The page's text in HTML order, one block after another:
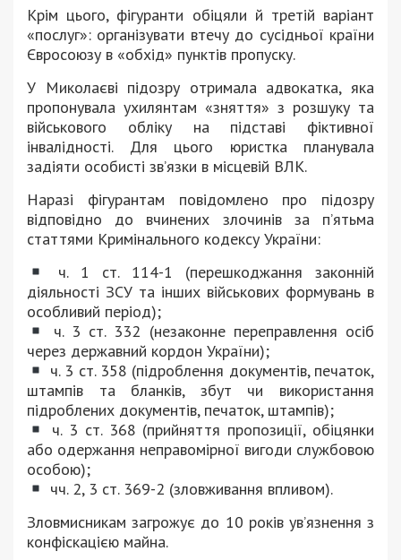
Крім цього, фігуранти обіцяли й третій варіант
«послуг»: організувати втечу до сусідньої країни
Євросоюзу в «обхід» пунктів пропуску.
У Миколаєві підозру отримала адвокатка, яка
пропонувала ухилянтам «зняття» з розшуку та
військового обліку на підставі фіктивної
інвалідності. Для цього юристка планувала
задіяти особисті зв’язки в місцевій ВЛК.
Наразі фігурантам повідомлено про підозру
відповідно до вчинених злочинів за п’ятьма
статтями Кримінального кодексу України:
ч. 1 ст. 114-1 (перешкоджання законній
діяльності ЗСУ та інших військових формувань в
особливий період);
ч. 3 ст. 332 (незаконне переправлення осіб
через державний кордон України);
ч. 3 ст. 358 (підроблення документів, печаток,
штампів та бланків, збут чи використання
підроблених документів, печаток, штампів);
ч. 3 ст. 368 (прийняття пропозиції, обіцянки
або одержання неправомірної вигоди службовою
особою);
чч. 2, 3 ст. 369-2 (зловживання впливом).
Зловмисникам загрожує до 10 років ув’язнення з
конфіскацією майна.